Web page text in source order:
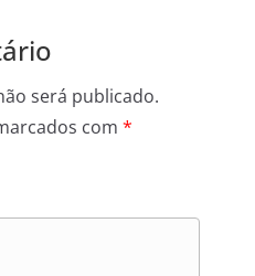
será publicado.
com *